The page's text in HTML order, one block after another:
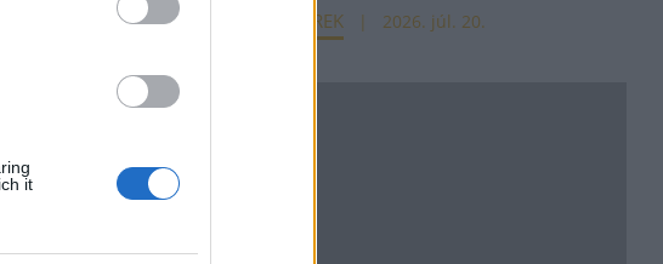
it
HÍREK 2026. júl. 20.